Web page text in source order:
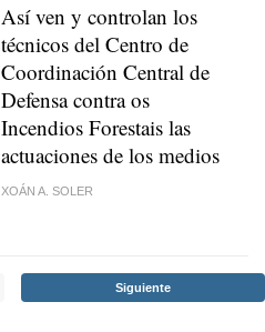
Así ven y controlan los
técnicos del Centro de
Coordinación Central de
Defensa contra os
Incendios Forestais las
actuaciones de los medios
XOÁN A. SOLER
Siguiente